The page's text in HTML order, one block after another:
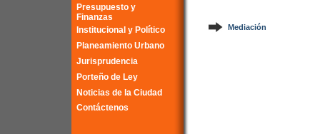
Presupuesto y
Finanzas
Institucional y Político
Planeamiento Urbano
Jurisprudencia
Porteño de Ley
Noticias de la Ciudad
Contáctenos
Mediación